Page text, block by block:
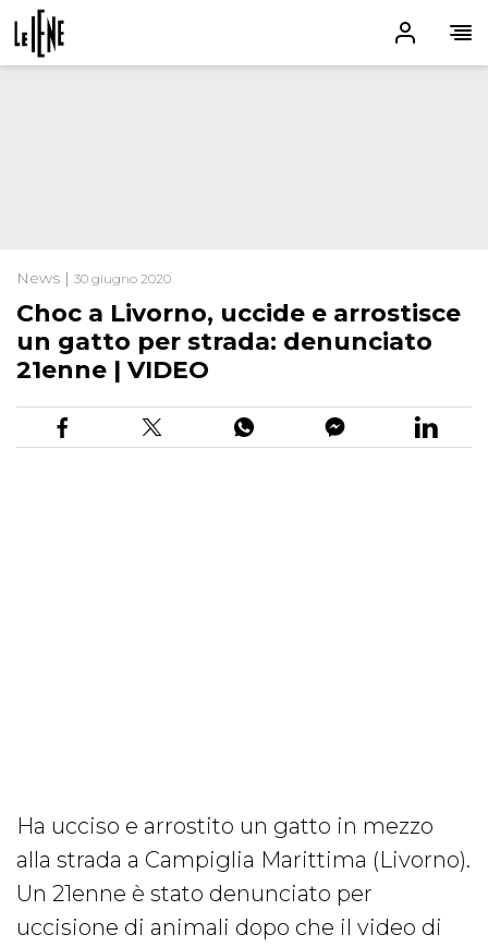
News | 30 giugno 2020
Choc a Livorno, uccide e arrostisce
un gatto per strada: denunciato
21enne | VIDEO
Ha ucciso e arrostito un gatto in mezzo
alla strada a Campiglia Marittima (Livorno).
Un 21enne è stato denunciato per
uccisione di animali dopo che il video di